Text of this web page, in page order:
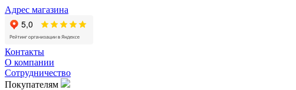
Адрес магазина
Контакты
О компании
Сотрудничество
Покупателям